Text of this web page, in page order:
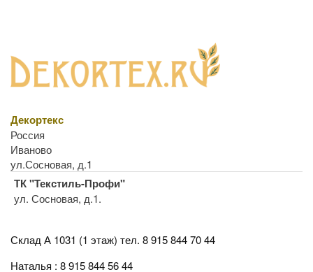
Декортекс
Россия
Иваново
ул.Сосновая, д.1
ТК "Текстиль-Профи"
ул. Сосновая, д.1.
Склад А 1031 (1 этаж) тел. 8 915 844 70 44
Наталья : 8 915 844 56 44